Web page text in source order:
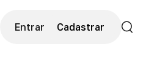
Entrar
Cadastrar